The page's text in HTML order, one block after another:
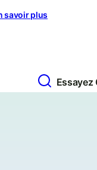
savoir plus
Essayez